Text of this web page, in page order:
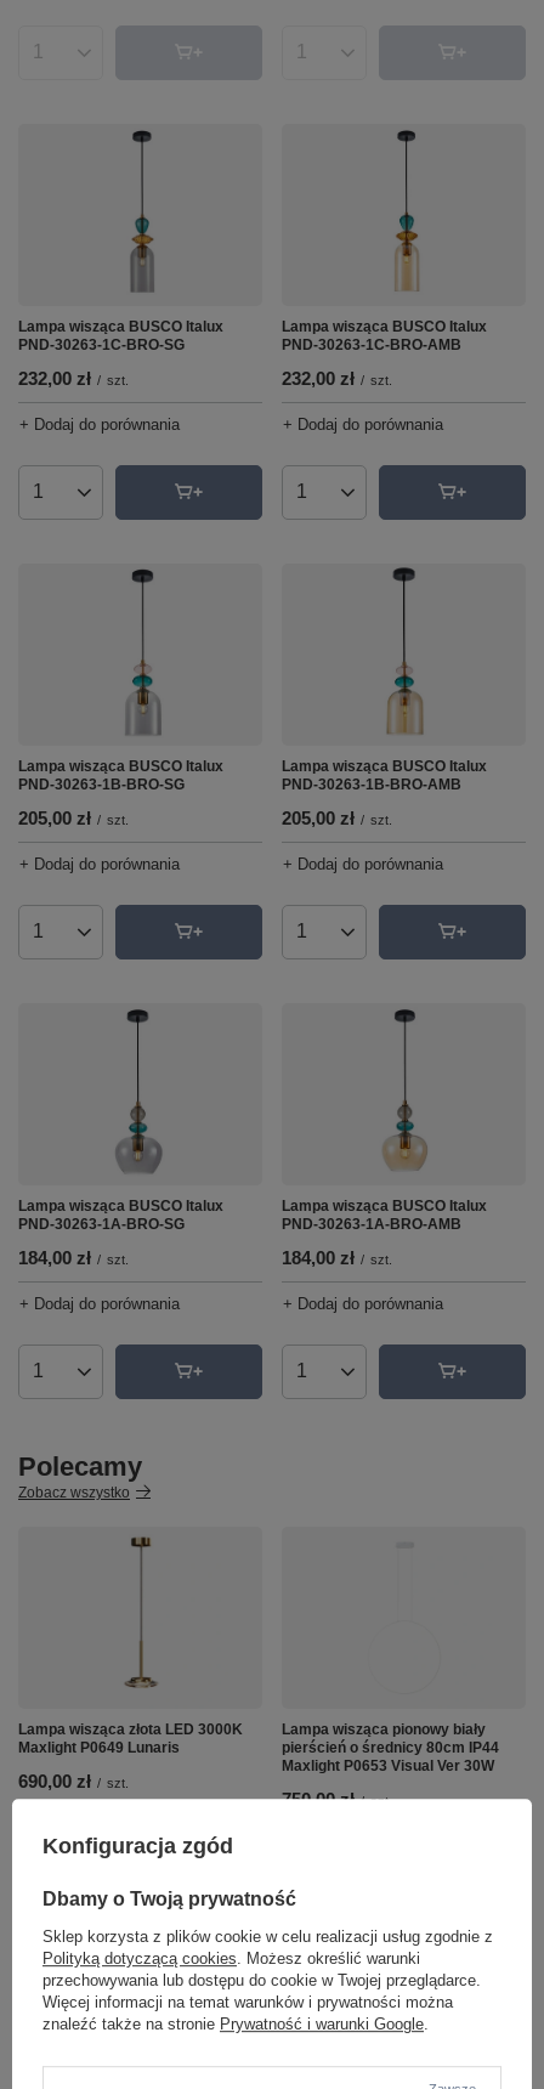
Ilość produktów Ilość produktów
Lampa wisząca BUSCO Italux
PND-30263-1C-BRO-SG
232,00 zł / szt.
+ Dodaj do porównania
Ilość produktów
Lampa wisząca BUSCO Italux
PND-30263-1C-BRO-AMB
232,00 zł / szt.
+ Dodaj do porównania
Ilość produktów
Lampa wisząca BUSCO Italux
PND-30263-1B-BRO-SG
205,00 zł / szt.
+ Dodaj do porównania
Ilość produktów
Lampa wisząca BUSCO Italux
PND-30263-1B-BRO-AMB
205,00 zł / szt.
+ Dodaj do porównania
Ilość produktów
Lampa wisząca BUSCO Italux
PND-30263-1A-BRO-SG
184,00 zł / szt.
+ Dodaj do porównania
Ilość produktów
Lampa wisząca BUSCO Italux
PND-30263-1A-BRO-AMB
184,00 zł / szt.
+ Dodaj do porównania
Ilość produktów
Polecamy
Zobacz wszystko
Lampa wisząca złota LED 3000K
Maxlight P0649 Lunaris
690,00 zł / szt.
Lampa wisząca pionowy biały
pierścień o średnicy 80cm IP44
Maxlight P0653 Visual Ver 30W
750,00 zł / szt.
338,00 zł 338,00 zł
Konfiguracja zgód
Dbamy o Twoją prywatność
Sklep korzysta z plików cookie w celu realizacji usług zgodnie z
Polityką dotyczącą cookies. Możesz określić warunki
przechowywania lub dostępu do cookie w Twojej przeglądarce.
Więcej informacji na temat warunków i prywatności można
znaleźć także na stronie Prywatność i warunki Google.